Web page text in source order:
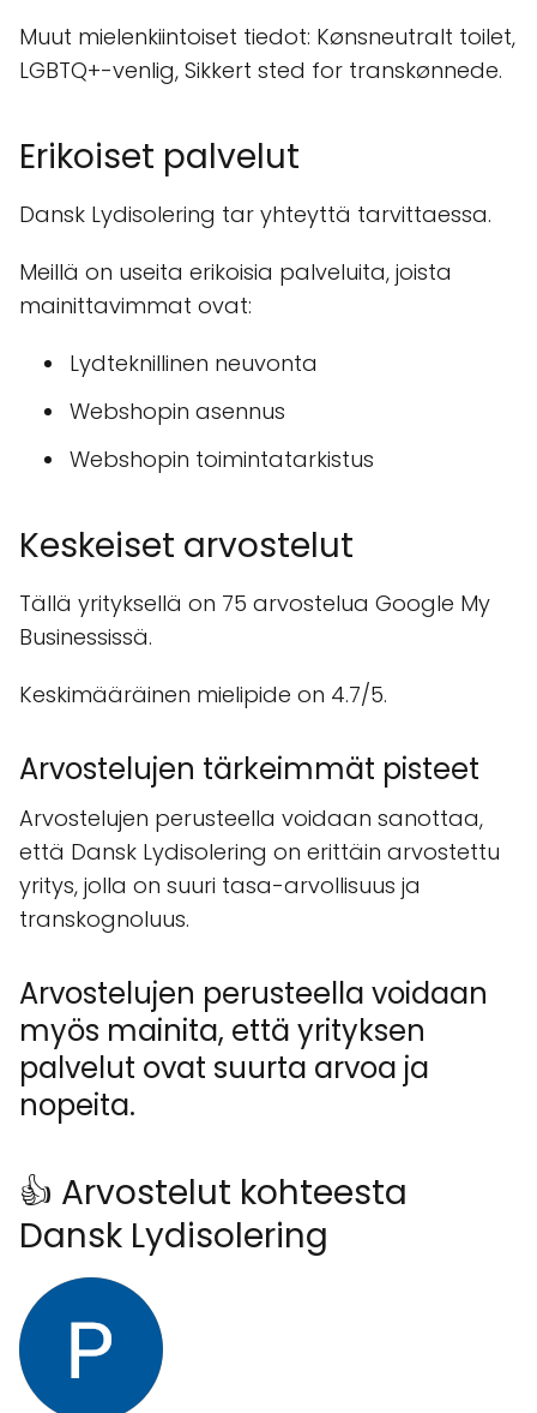
Muut mielenkiintoiset tiedot: Kønsneutralt toilet,
LGBTQ+-venlig, Sikkert sted for transkønnede.
Erikoiset palvelut
Dansk Lydisolering tar yhteyttä tarvittaessa.
Meillä on useita erikoisia palveluita, joista
mainittavimmat ovat:
Lydteknillinen neuvonta
Webshopin asennus
Webshopin toimintatarkistus
Keskeiset arvostelut
Tällä yrityksellä on 75 arvostelua Google My
Businessissä.
Keskimääräinen mielipide on 4.7/5.
Arvostelujen tärkeimmät pisteet
Arvostelujen perusteella voidaan sanottaa,
että Dansk Lydisolering on erittäin arvostettu
yritys, jolla on suuri tasa-arvollisuus ja
transkognoluus.
Arvostelujen perusteella voidaan
myös mainita, että yrityksen
palvelut ovat suurta arvoa ja
nopeita.
👍 Arvostelut kohteesta
Dansk Lydisolering